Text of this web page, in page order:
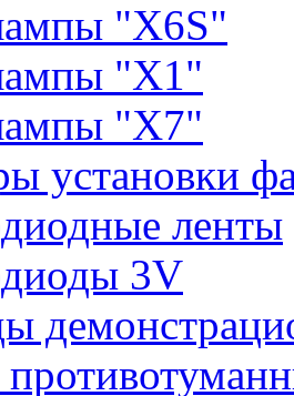
"X6S"
"Х1"
"Х7"
установки
ленты
3V